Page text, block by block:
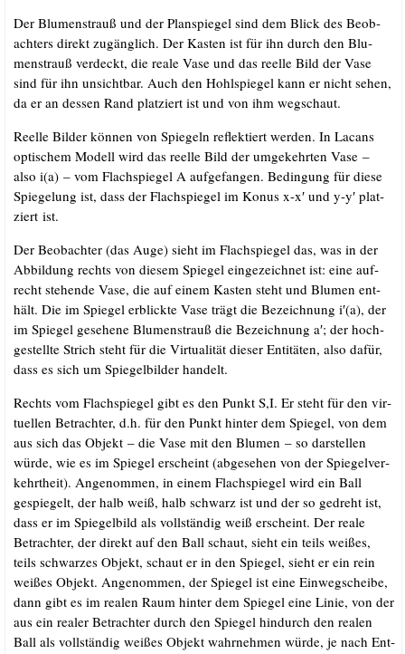
Der Blu­men­strauß und der Plan­spie­gel sind dem Blick des Beob­
ach­ters direkt zugäng­lich. Der Kas­ten ist für ihn durch den Blu­
men­strauß ver­deckt, die rea­le Vase und das reel­le Bild der Vase
sind für ihn unsicht­bar. Auch den Hohl­spie­gel kann er nicht sehen,
da er an des­sen Rand plat­ziert ist und von ihm wegschaut.
Reel­le Bil­der kön­nen von Spie­geln reflek­tiert wer­den. In Lacans
opti­schem Modell wird das reel­le Bild der umge­kehr­ten Vase –
also i(a) – vom Flach­spie­gel A auf­ge­fan­gen. Bedin­gung für die­se
Spie­ge­lung ist, dass der Flach­spie­gel im Konus x-x′ und y-y′ plat­
ziert ist.
Der Beob­ach­ter (das Auge) sieht im Flach­spie­gel das, was in der
Abbil­dung rechts von die­sem Spie­gel ein­ge­zeich­net ist: eine auf­
recht ste­hen­de Vase, die auf einem Kas­ten steht und Blu­men ent­
hält. Die im Spie­gel erblick­te Vase trägt die Bezeich­nung i′(a), der
im Spie­gel gese­he­ne Blu­men­strauß die Bezeich­nung a′; der hoch­
ge­stell­te Strich steht für die Vir­tua­li­tät die­ser Enti­tä­ten, also dafür,
dass es sich um Spie­gel­bil­der handelt.
Rechts vom Flach­spie­gel gibt es den Punkt S,I. Er steht für den vir­
tu­el­len Betrach­ter, d.h. für den Punkt hin­ter dem Spie­gel, von dem
aus sich das Objekt – die Vase mit den Blu­men – so dar­stel­len
wür­de, wie es im Spie­gel erscheint (abge­se­hen von der Spie­gel­ver­
kehrt­heit). Ange­nom­men, in einem Flach­spie­gel wird ein Ball
gespie­gelt, der halb weiß, halb schwarz ist und der so gedreht ist,
dass er im Spie­gel­bild als voll­stän­dig weiß erscheint. Der rea­le
Betrach­ter, der direkt auf den Ball schaut, sieht ein teils wei­ßes,
teils schwar­zes Objekt, schaut er in den Spie­gel, sieht er ein rein
wei­ßes Objekt. Ange­nom­men, der Spie­gel ist eine Ein­weg­schei­be,
dann gibt es im rea­len Raum hin­ter dem Spie­gel eine Linie, von der
aus ein rea­ler Betrach­ter durch den Spie­gel hin­durch den rea­len
Ball als voll­stän­dig wei­ßes Objekt wahr­neh­men wür­de, je nach Ent­